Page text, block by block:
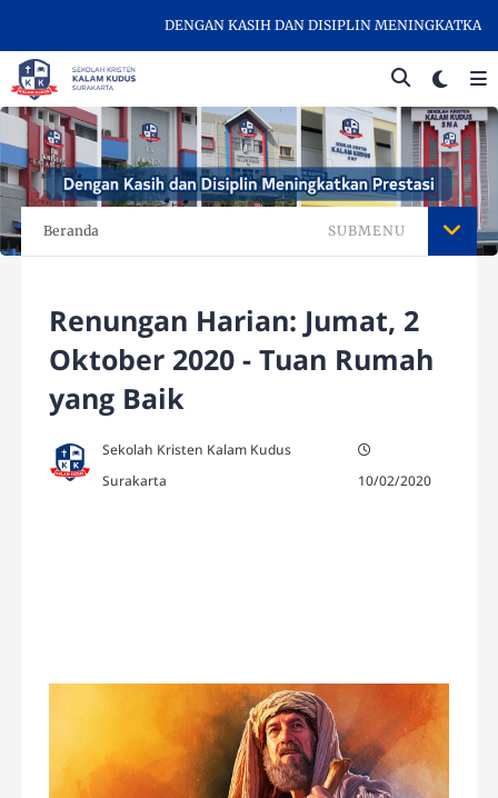
DENGAN KASIH DAN DISIPLIN MENINGKATKAN
Beranda SUBMENU
Renungan Harian: Jumat, 2
Oktober 2020 - Tuan Rumah
yang Baik
Sekolah Kristen Kalam Kudus
Surakarta
10/02/2020